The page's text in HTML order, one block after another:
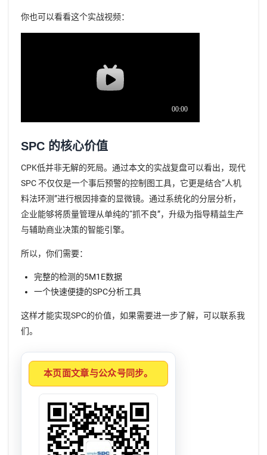
你也可以看看这个实战视频：
SPC 的核心价值
CPK低并非无解的死局。通过本文的实战复盘可以看出，现代
SPC 不仅仅是一个事后预警的控制图工具，它更是结合“人机
料法环测”进行根因排查的显微镜。通过系统化的分层分析，
企业能够将质量管理从单纯的“抓不良”，升级为指导精益生产
与辅助商业决策的智能引擎。
所以，你们需要：
完整的检测的5M1E数据
一个快速便捷的SPC分析工具
这样才能实现SPC的价值，如果需要进一步了解，可以联系我
们。
本页面文章与公众号同步。